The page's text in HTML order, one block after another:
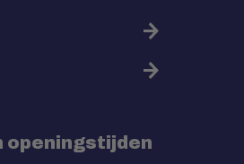
openingstijden